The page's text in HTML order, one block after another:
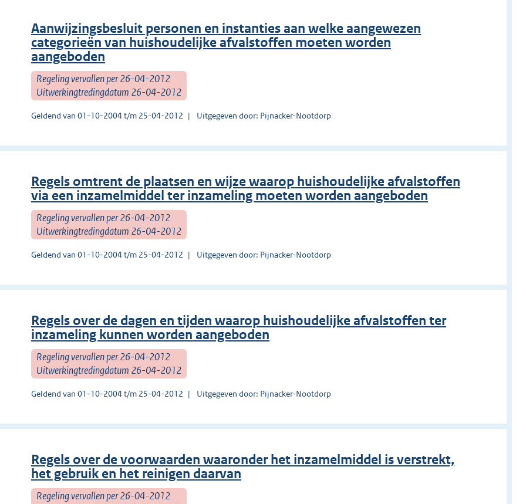
Aanwijzingsbesluit personen en instanties aan welke aangewezen
categorieën van huishoudelijke afvalstoffen moeten worden
aangeboden
Regeling vervallen per 26-04-2012
Uitwerkingtredingdatum 26-04-2012
Geldend van 01-10-2004 t/m 25-04-2012 Uitgegeven door: Pijnacker-Nootdorp
Regels omtrent de plaatsen en wijze waarop huishoudelijke afvalstoffen
via een inzamelmiddel ter inzameling moeten worden aangeboden
Regeling vervallen per 26-04-2012
Uitwerkingtredingdatum 26-04-2012
Geldend van 01-10-2004 t/m 25-04-2012 Uitgegeven door: Pijnacker-Nootdorp
Regels over de dagen en tijden waarop huishoudelijke afvalstoffen ter
inzameling kunnen worden aangeboden
Regeling vervallen per 26-04-2012
Uitwerkingtredingdatum 26-04-2012
Geldend van 01-10-2004 t/m 25-04-2012 Uitgegeven door: Pijnacker-Nootdorp
Regels over de voorwaarden waaronder het inzamelmiddel is verstrekt,
het gebruik en het reinigen daarvan
Regeling vervallen per 26-04-2012